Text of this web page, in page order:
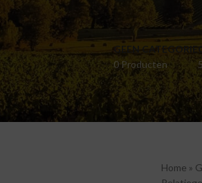
GEEN CATEGORIE
0 Producten
Home »